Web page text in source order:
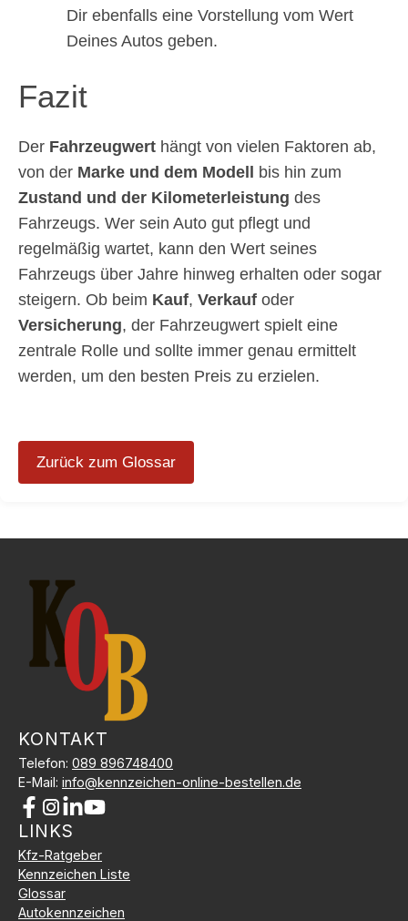
Dir ebenfalls eine Vorstellung vom Wert
Deines Autos geben.
Fazit
Der Fahrzeugwert hängt von vielen Faktoren ab,
von der Marke und dem Modell
bis hin zum
Zustand und der Kilometerleistung des
Fahrzeugs. Wer sein Auto gut pflegt und
regelmäßig wartet, kann den Wert seines
Fahrzeugs über Jahre hinweg erhalten oder sogar
steigern. Ob beim Kauf, Verkauf oder
Versicherung, der Fahrzeugwert spielt eine
zentrale Rolle und sollte immer genau ermittelt
werden, um den besten Preis zu erzielen.
Zurück zum Glossar
KONTAKT
Telefon: 089 896748400
E-Mail: info@kennzeichen-online-bestellen.de
LINKS
Kfz-Ratgeber
Kennzeichen Liste
Glossar
Autokennzeichen